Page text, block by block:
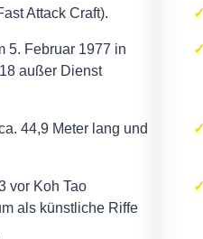
Attack Craft).
5. Februar 1977 in
außer Dienst
44,9 Meter lang und
vor Koh Tao
als künstliche Riffe